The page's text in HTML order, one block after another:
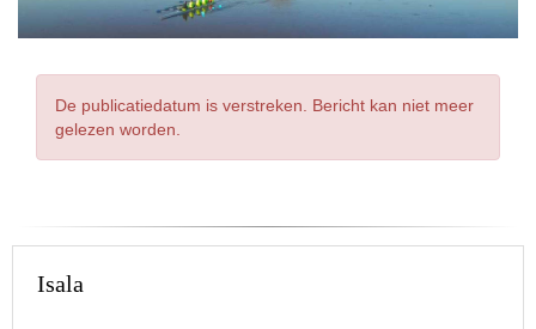
De publicatiedatum is verstreken. Bericht kan niet meer
gelezen worden.
Isala